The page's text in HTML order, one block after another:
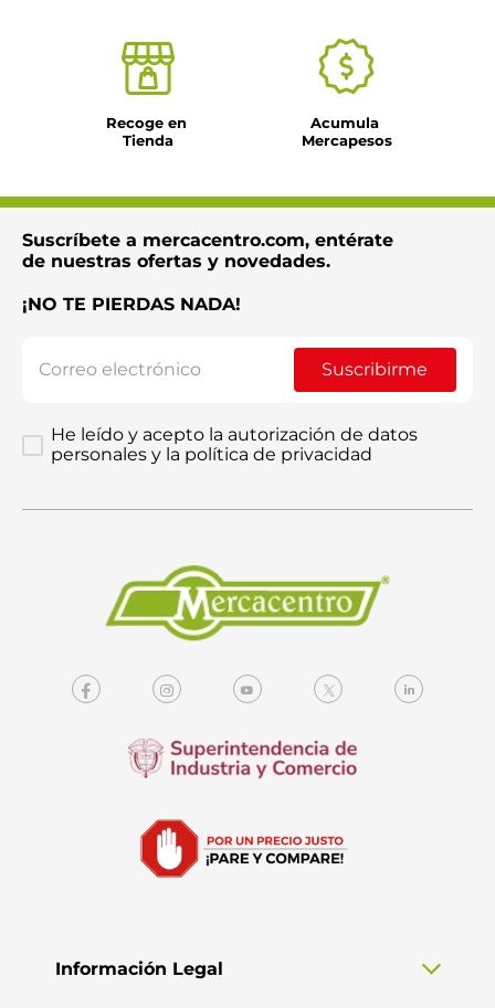
Recoge en
Tienda
Acumula
Mercapesos
Suscríbete a mercacentro.com, entérate
de nuestras ofertas y novedades.
¡NO TE PIERDAS NADA!
Suscribirme
He leído y acepto la autorización de datos
personales y la política de privacidad
Información Legal